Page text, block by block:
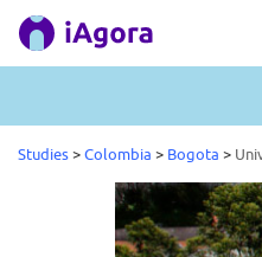
Studies>Colombia > Bogota >